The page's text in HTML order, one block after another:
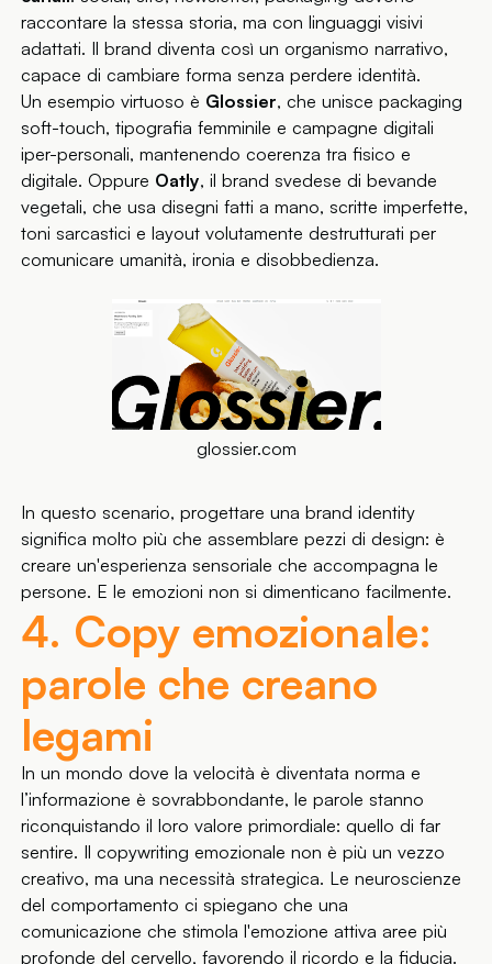
raccontare la stessa storia, ma con linguaggi visivi
adattati. Il brand diventa così un organismo narrativo,
capace di cambiare forma senza perdere identità.
Un esempio virtuoso è Glossier, che unisce packaging
soft-touch, tipografia femminile e campagne digitali
iper-personali, mantenendo coerenza tra fisico e
digitale. Oppure Oatly, il brand svedese di bevande
vegetali, che usa disegni fatti a mano, scritte imperfette,
toni sarcastici e layout volutamente destrutturati per
comunicare umanità, ironia e disobbedienza.
glossier.com
In questo scenario, progettare una brand identity
significa molto più che assemblare pezzi di design: è
creare un'esperienza sensoriale che accompagna le
persone. E le emozioni non si dimenticano facilmente.
4. Copy emozionale:
parole che creano
legami
In un mondo dove la velocità è diventata norma e
l’informazione è sovrabbondante, le parole stanno
riconquistando il loro valore primordiale: quello di far
sentire. Il copywriting emozionale non è più un vezzo
creativo, ma una necessità strategica. Le neuroscienze
del comportamento ci spiegano che una
comunicazione che stimola l'emozione attiva aree più
profonde del cervello, favorendo il ricordo e la fiducia.